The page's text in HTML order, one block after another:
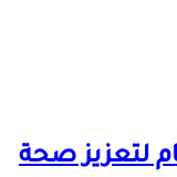
لتعزيز صحة